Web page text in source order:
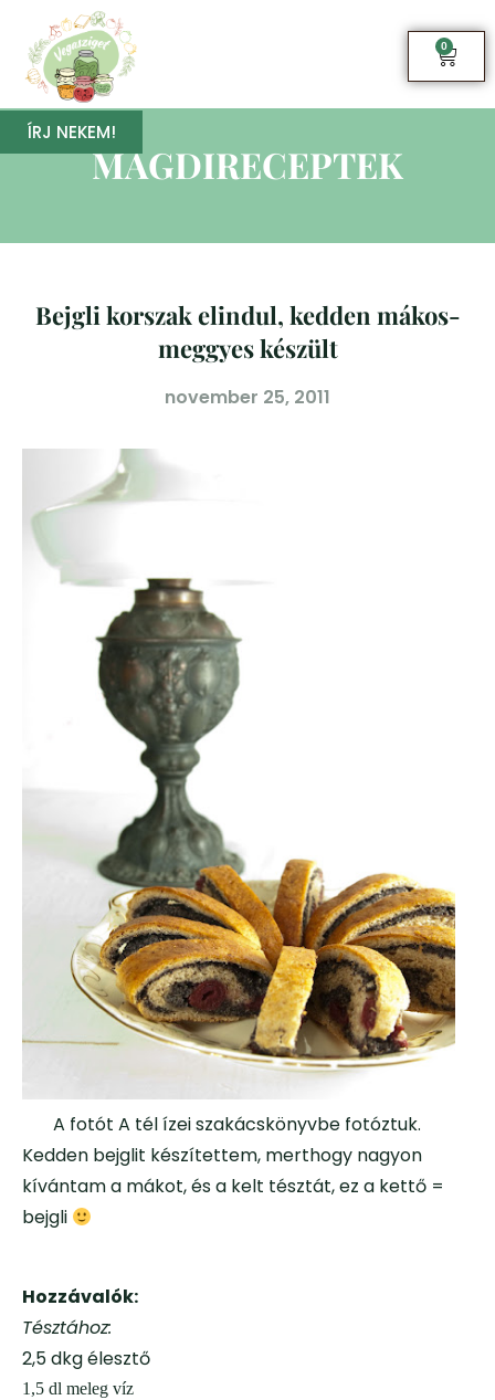
0
ÍRJ NEKEM!
MAGDIRECEPTEK
Bejgli korszak elindul, kedden mákos-
meggyes készült
november 25, 2011
A fotót A tél ízei szakácskönyvbe fotóztuk.
Kedden bejglit készítettem, merthogy nagyon
kívántam a mákot, és a kelt tésztát, ez a kettő =
bejgli
Hozzávalók:
Tésztához:
2,5 dkg élesztő
1,5 dl meleg víz